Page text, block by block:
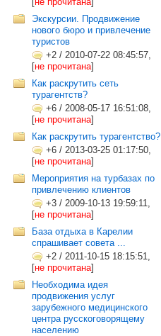
Экскурсии. Продвижение
нового бюро и привлечение
туристов
+2 / 2010-07-22 08:45:57,
[не прочитана]
Как раскрутить сеть
турагентств?
+6 / 2008-05-17 16:51:08,
[не прочитана]
Как раскрутить турагентство?
+6 / 2013-03-25 01:17:50,
[не прочитана]
Мероприятия на турбазах по
привлечению клиентов
+3 / 2009-10-13 19:59:11,
[не прочитана]
База отдыха в Карелии
спрашивает совета ...
+2 / 2011-10-15 18:15:51,
[не прочитана]
Необходима идея
продвижения услуг
зарубежного медицинского
центра русскоговорящему
населению